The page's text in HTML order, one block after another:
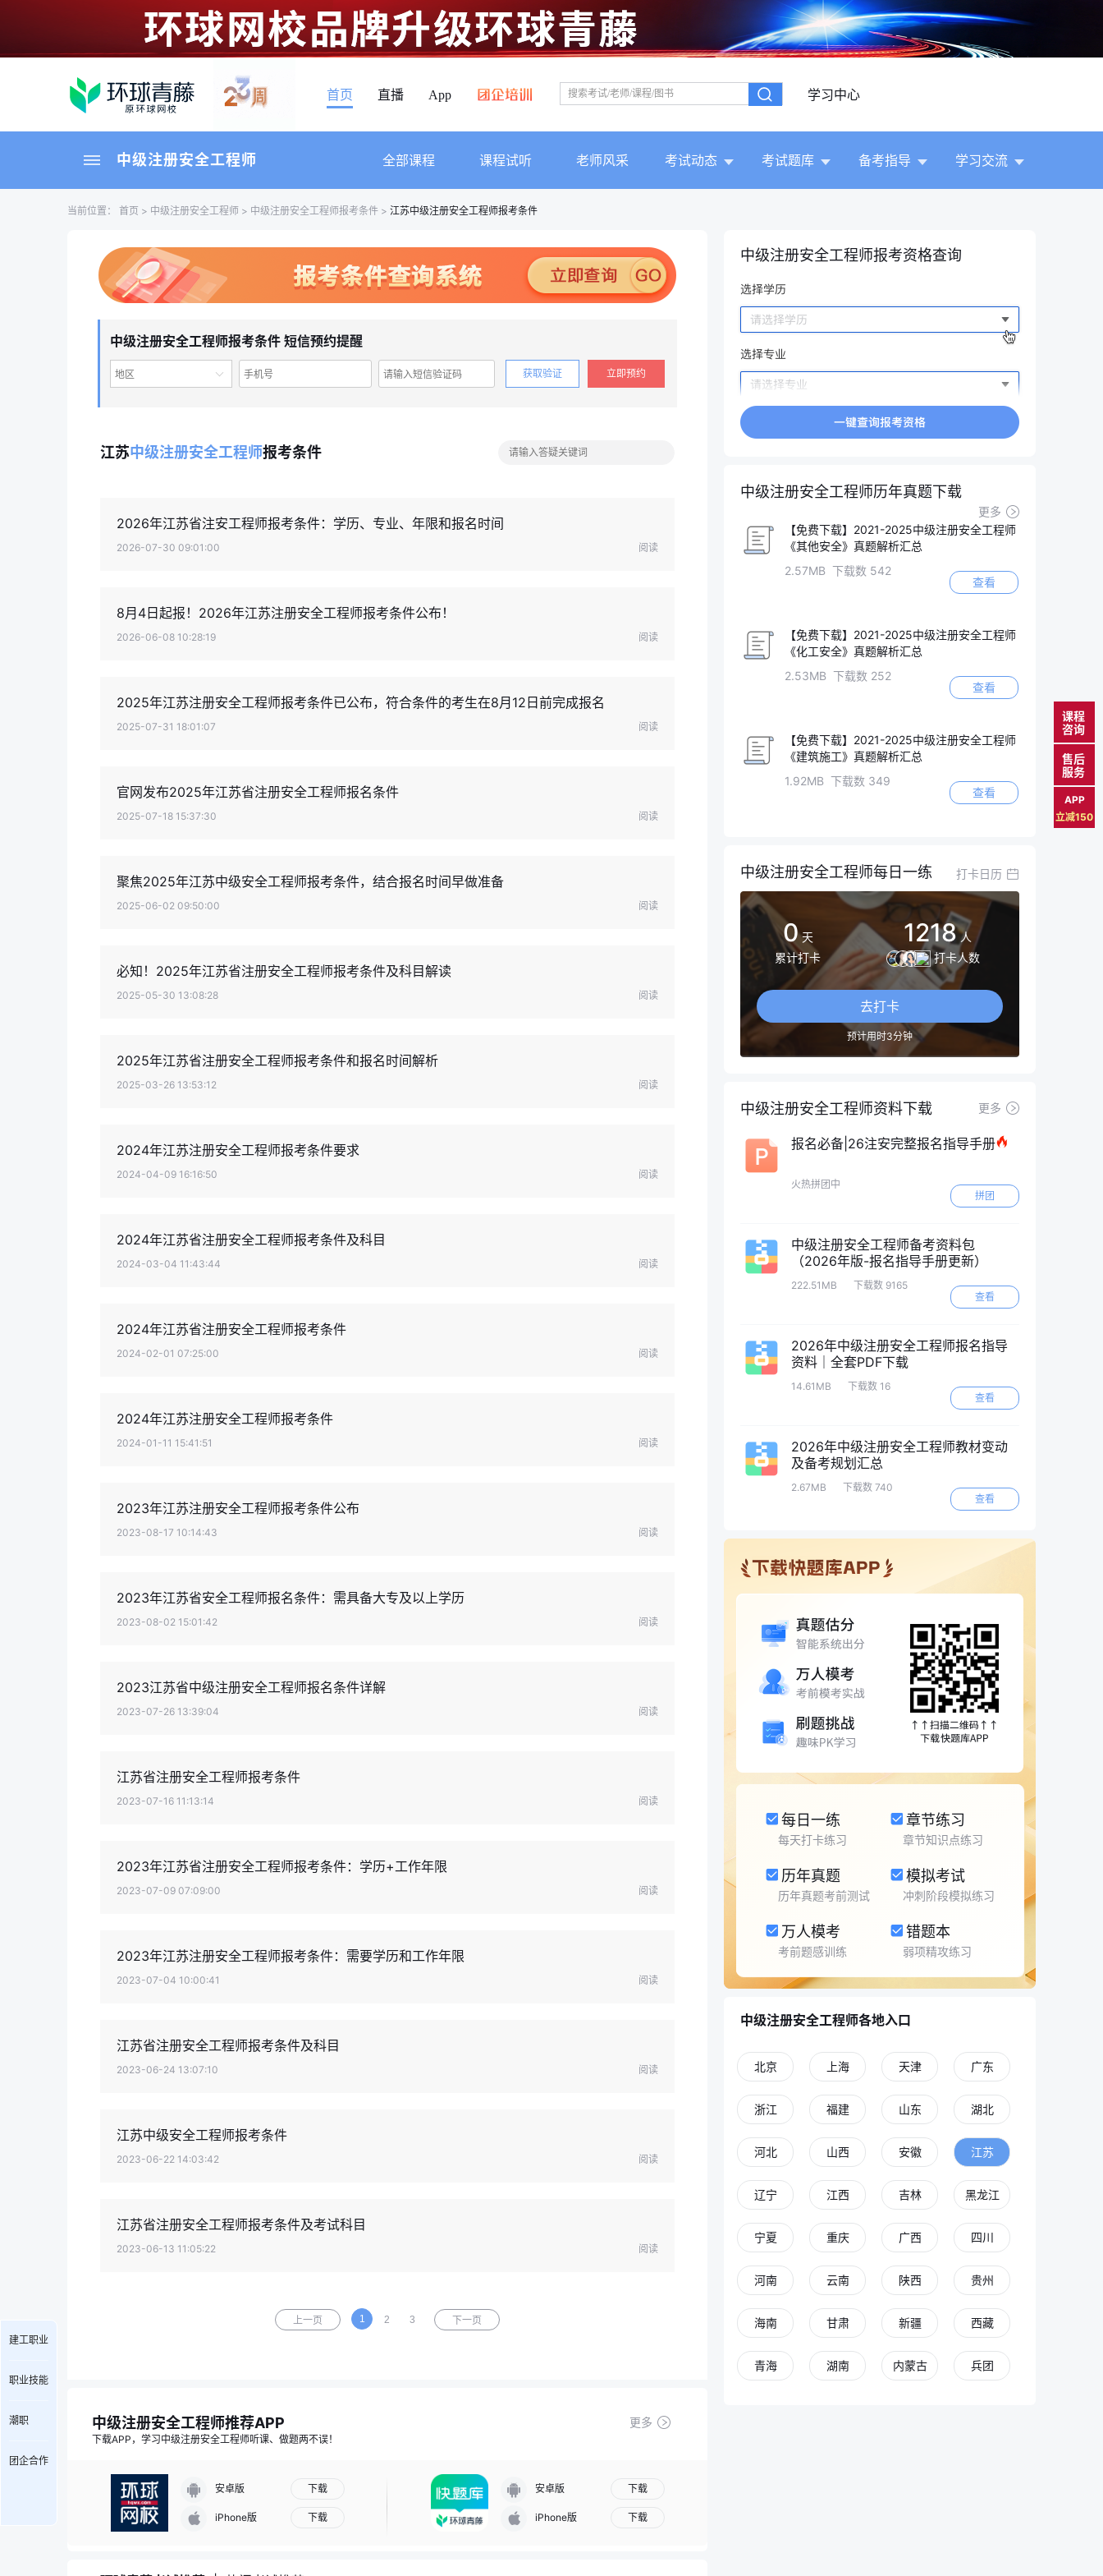
首页 直播 App 学习中心
中级注册安全工程师 全部课程 课程试听 老师风采 考试动态 考试题库 备考指导 学习交流
当前位置： 首页 > 中级注册安全工程师 > 中级注册安全工程师报考条件 > 江苏中级注册安全工程师报考条件
中级注册安全工程师报考条件 短信预约提醒
地区 获取验证 立即预约
江苏中级注册安全工程师报考条件
2026年江苏省注安工程师报考条件：学历、专业、年限和报名时间
2026-07-30 09:01:00 阅读
8月4日起报！2026年江苏注册安全工程师报考条件公布！
2026-06-08 10:28:19 阅读
2025年江苏注册安全工程师报考条件已公布，符合条件的考生在8月12日前完成报名
2025-07-31 18:01:07 阅读
官网发布2025年江苏省注册安全工程师报名条件
2025-07-18 15:37:30 阅读
聚焦2025年江苏中级安全工程师报考条件，结合报名时间早做准备
2025-06-02 09:50:00 阅读
必知！2025年江苏省注册安全工程师报考条件及科目解读
2025-05-30 13:08:28 阅读
2025年江苏省注册安全工程师报考条件和报名时间解析
2025-03-26 13:53:12 阅读
2024年江苏注册安全工程师报考条件要求
2024-04-09 16:16:50 阅读
2024年江苏省注册安全工程师报考条件及科目
2024-03-04 11:43:44 阅读
2024年江苏省注册安全工程师报考条件
2024-02-01 07:25:00 阅读
2024年江苏注册安全工程师报考条件
2024-01-11 15:41:51 阅读
2023年江苏注册安全工程师报考条件公布
2023-08-17 10:14:43 阅读
2023年江苏省安全工程师报名条件：需具备大专及以上学历
2023-08-02 15:01:42 阅读
2023江苏省中级注册安全工程师报名条件详解
2023-07-26 13:39:04 阅读
江苏省注册安全工程师报考条件
2023-07-16 11:13:14 阅读
2023年江苏省注册安全工程师报考条件：学历+工作年限
2023-07-09 07:09:00 阅读
2023年江苏注册安全工程师报考条件：需要学历和工作年限
2023-07-04 10:00:41 阅读
江苏省注册安全工程师报考条件及科目
2023-06-24 13:07:10 阅读
江苏中级安全工程师报考条件
2023-06-22 14:03:42 阅读
江苏省注册安全工程师报考条件及考试科目
2023-06-13 11:05:22 阅读
上一页 1 2 3 下一页
中级注册安全工程师推荐APP 更多
下载APP，学习中级注册安全工程师听课、做题两不误！
安卓版 下载
iPhone版 下载
安卓版 下载
iPhone版 下载
中级注册安全工程师报考资格查询
中级注册安全工程师历年真题下载
更多
【免费下载】2021-2025中级注册安全工程师
《其他安全》真题解析汇总
2.57MB 下载数 542
查看
【免费下载】2021-2025中级注册安全工程师
《化工安全》真题解析汇总
2.53MB 下载数 252
查看
【免费下载】2021-2025中级注册安全工程师
《建筑施工》真题解析汇总
1.92MB 下载数 349
查看
中级注册安全工程师每日一练 打卡日历
0 天
累计打卡
1218 人
打卡人数
去打卡
预计用时3分钟
中级注册安全工程师资料下载 更多
报名必备|26注安完整报名指导手册
火热拼团中
拼团
中级注册安全工程师备考资料包
（2026年版-报名指导手册更新）
222.51MB
下载数 9165
查看
2026年中级注册安全工程师报名指导
资料｜全套PDF下载
14.61MB
下载数 16
查看
2026年中级注册安全工程师教材变动
及备考规划汇总
2.67MB
下载数 740
查看
每日一练
每天打卡练习
章节练习
章节知识点练习
历年真题
历年真题考前测试
模拟考试
冲刺阶段模拟练习
万人模考
考前题感训练
错题本
弱项精攻练习
中级注册安全工程师各地入口
北京 上海 天津 广东
浙江 福建 山东 湖北
河北 山西 安徽 江苏
辽宁 江西 吉林 黑龙江
宁夏 重庆 广西 四川
河南 云南 陕西 贵州
海南 甘肃 新疆 西藏
青海 湖南 内蒙古 兵团
课程
咨询
售后
服务
APP
立减150
建工职业
职业技能
潮职
团企合作